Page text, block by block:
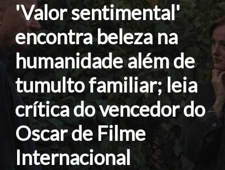
'Valor sentimental'
encontra beleza na
humanidade além de
tumulto familiar; leia
crítica do vencedor do
Oscar de Filme
Internacional